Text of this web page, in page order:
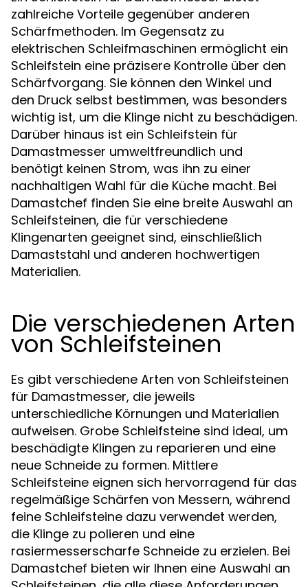
zahlreiche Vorteile gegenüber anderen
Schärfmethoden. Im Gegensatz zu
elektrischen Schleifmaschinen ermöglicht ein
Schleifstein eine präzisere Kontrolle über den
Schärfvorgang. Sie können den Winkel und
den Druck selbst bestimmen, was besonders
wichtig ist, um die Klinge nicht zu beschädigen.
Darüber hinaus ist ein Schleifstein für
Damastmesser umweltfreundlich und
benötigt keinen Strom, was ihn zu einer
nachhaltigen Wahl für die Küche macht. Bei
Damastchef finden Sie eine breite Auswahl an
Schleifsteinen, die für verschiedene
Klingenarten geeignet sind, einschließlich
Damaststahl und anderen hochwertigen
Materialien.
Die verschiedenen Arten
von Schleifsteinen
Es gibt verschiedene Arten von Schleifsteinen
für Damastmesser, die jeweils
unterschiedliche Körnungen und Materialien
aufweisen. Grobe Schleifsteine sind ideal, um
beschädigte Klingen zu reparieren und eine
neue Schneide zu formen. Mittlere
Schleifsteine eignen sich hervorragend für das
regelmäßige Schärfen von Messern, während
feine Schleifsteine dazu verwendet werden,
die Klinge zu polieren und eine
rasiermesserscharfe Schneide zu erzielen. Bei
Damastchef bieten wir Ihnen eine Auswahl an